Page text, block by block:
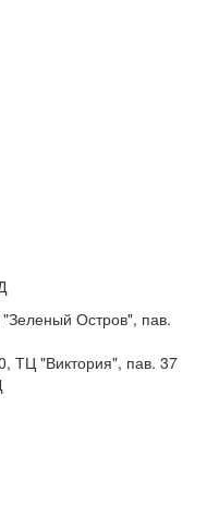
Остров", пав.
ТЦ "Виктория", пав. 37